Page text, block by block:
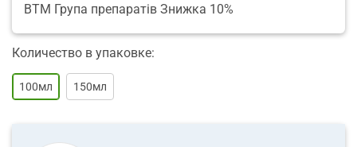
ВТМ Група препаратів Знижка 10%
Количество в упаковке:
100мл 150мл